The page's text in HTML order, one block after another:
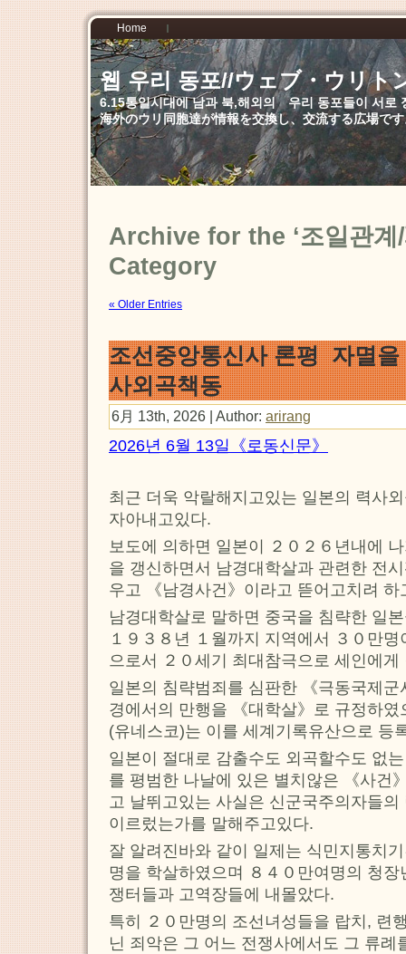
Home
웹 우리 동포//ウェブ・ウリト
6.15통일시대에 남과 북,해외의 우리 동포들이 서로
海外のウリ同胞達が情報を交換し、交流する広場で
Archive for the ‘조일관계/
Category
« Older Entries
조선중앙통신사 론평 자멸
사외곡책동
6月 13th, 2026 | Author: arirang
2026년 6월 13일《로동신문》
최근 더욱 악랄해지고있는 일본의 력사
자아내고있다.
보도에 의하면 일본이 ２０２６년내에
을 갱신하면서 남경대학살과 관련한 전
우고 《남경사건》이라고 뜯어고치려 하
남경대학살로 말하면 중국을 침략한 일
１９３８년 １월까지 지역에서 ３０만
으로서 ２０세기 최대참극으로 세인에
일본의 침략범죄를 심판한 《극동국제
경에서의 만행을 《대학살》로 규정하
(유네스코)는 이를 세계기록유산으로 등
일본이 절대로 감출수도 외곡할수도 없
를 평범한 나날에 있은 별치않은 《사건
고 날뛰고있는 사실은 신군국주의자들
이르렀는가를 말해주고있다.
잘 알려진바와 같이 일제는 식민지통치
명을 학살하였으며 ８４０만여명의 청
쟁터들과 고역장들에 내몰았다.
특히 ２０만명의 조선녀성들을 랍치, 련
닌 죄악은 그 어느 전쟁사에서도 그 류례